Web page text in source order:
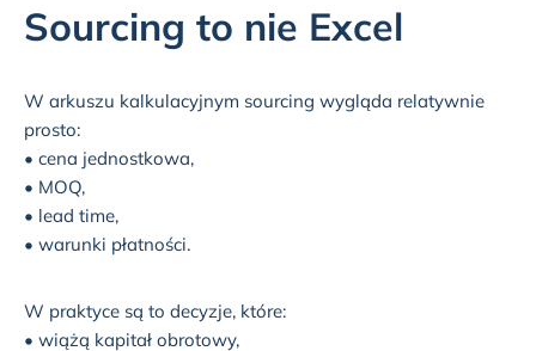
Sourcing to nie Excel
W arkuszu kalkulacyjnym sourcing wygląda relatywnie
prosto:
• cena jednostkowa,
• MOQ,
• lead time,
• warunki płatności.
W praktyce są to decyzje, które:
• wiążą kapitał obrotowy,